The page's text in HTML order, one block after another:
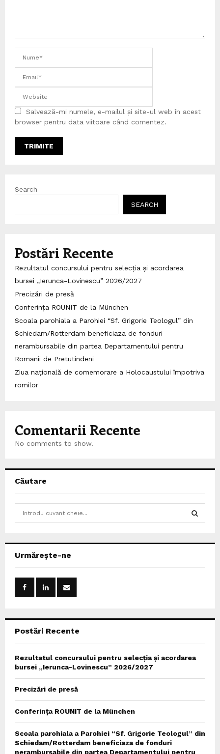
Salvează-mi numele, e-mailul și site-ul web în acest
browser pentru data viitoare când comentez.
Search
SEARCH
Postări Recente
Rezultatul concursului pentru selecția și acordarea
bursei „Ierunca-Lovinescu” 2026/2027
Precizări de presă
Conferința ROUNIT de la München
Scoala parohiala a Parohiei “Sf. Grigorie Teologul” din
Schiedam/Rotterdam beneficiaza de fonduri
nerambursabile din partea Departamentului pentru
Romanii de Pretutindeni
Ziua națională de comemorare a Holocaustului împotriva
romilor
Comentarii Recente
No comments to show.
Căutare
h
Urmărește-ne
Postări Recente
Rezultatul concursului pentru selecția și acordarea
bursei „Ierunca-Lovinescu” 2026/2027
Precizări de presă
Conferința ROUNIT de la München
Scoala parohiala a Parohiei “Sf. Grigorie Teologul” din
Schiedam/Rotterdam beneficiaza de fonduri
nerambursabile din partea Departamentului pentru